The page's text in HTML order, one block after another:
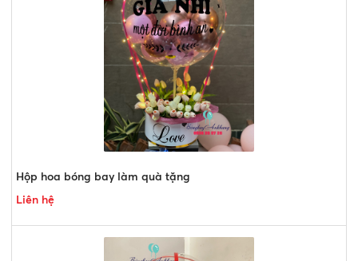
Hộp hoa bóng bay làm quà tặng
Liên hệ